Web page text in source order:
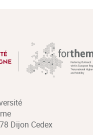
Dijon Cedex